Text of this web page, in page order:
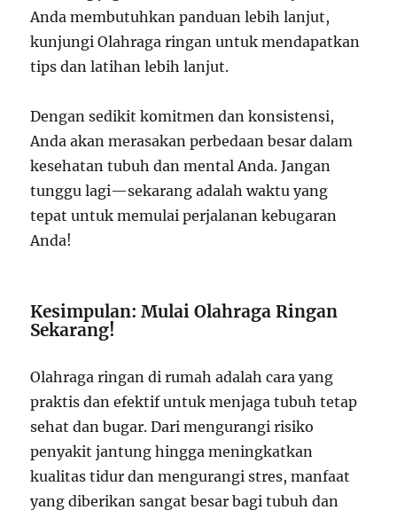
Anda membutuhkan panduan lebih lanjut,
kunjungi Olahraga ringan untuk mendapatkan
tips dan latihan lebih lanjut.
Dengan sedikit komitmen dan konsistensi,
Anda akan merasakan perbedaan besar dalam
kesehatan tubuh dan mental Anda. Jangan
tunggu lagi—sekarang adalah waktu yang
tepat untuk memulai perjalanan kebugaran
Anda!
Kesimpulan: Mulai Olahraga Ringan
Sekarang!
Olahraga ringan di rumah adalah cara yang
praktis dan efektif untuk menjaga tubuh tetap
sehat dan bugar. Dari mengurangi risiko
penyakit jantung hingga meningkatkan
kualitas tidur dan mengurangi stres, manfaat
yang diberikan sangat besar bagi tubuh dan